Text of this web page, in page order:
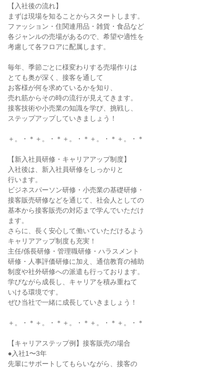
【入社後の流れ】
まずは現場を知ることからスタートします。
ファッション・住関連用品・雑貨・食品など
各ジャンルの売場があるので、希望や適性を
考慮して各フロアに配属します。
毎年、季節ごとに様変わりする売場作りは
とても奥が深く、接客を通して
お客様が何を求めているかを知り、
売れ筋からその時の流行が見えてきます。
接客技術や小売業の知識を学び、挑戦し、
ステップアップしていきましょう！
＋。・＊＋。・＊＋。・＊＋。・＊＋。・＊
【新入社員研修・キャリアアップ制度】
入社後は、新入社員研修をしっかりと
行います。
ビジネスパーソン研修・小売業の基礎研修・
接客販売研修などを通じて、社会人としての
基本から接客販売の対応まで学んでいただけ
ます。
さらに、長く安心して働いていただけるよう
キャリアアップ制度も充実！
主任/係長研修・管理職研修・ハラスメント
研修・人事評価研修に加え、通信教育の補助
制度や社外研修への派遣も行っております。
学びながら成長し、キャリアを積み重ねて
いける環境です。
ぜひ当社で一緒に成長していきましょう！
＋。・＊＋。・＊＋。・＊＋。・＊＋。・＊
【キャリアステップ例】接客販売の場合
●入社1〜3年
先輩にサポートしてもらいながら、接客の